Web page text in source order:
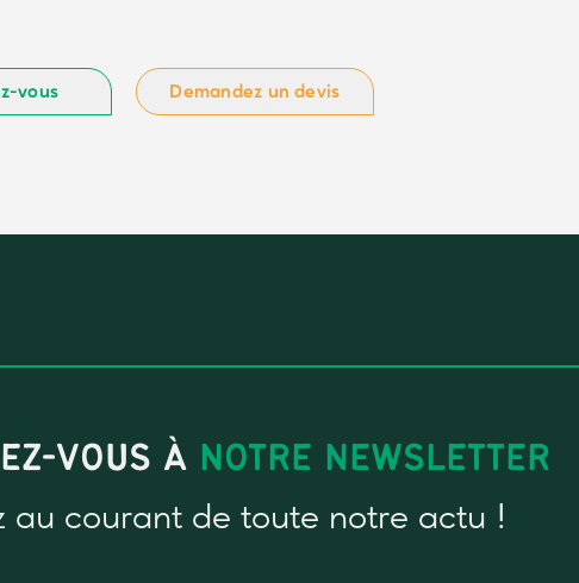
vous Demandez un devis
VOUS À NOTRE NEWSLETTER
au courant de toute notre actu !